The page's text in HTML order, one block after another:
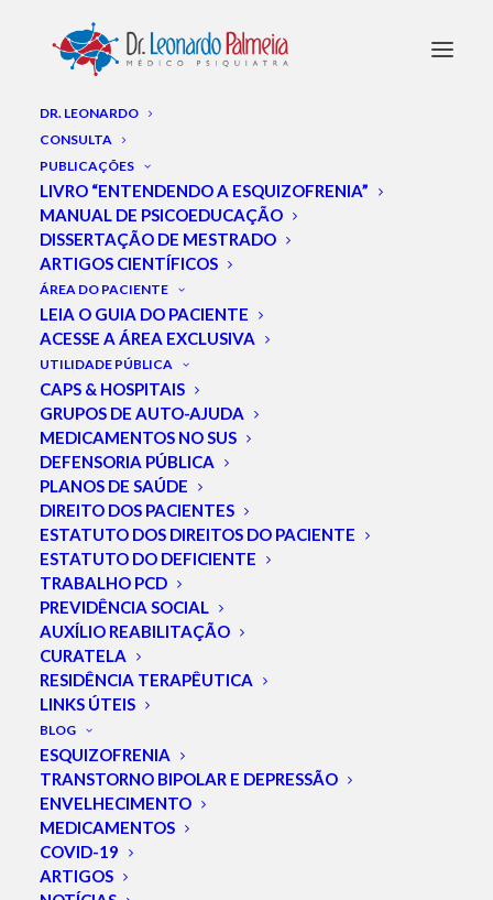
DR. LEONARDO
CONSULTA
PUBLICAÇÕES
LIVRO “ENTENDENDO A ESQUIZOFRENIA”
MANUAL DE PSICOEDUCAÇÃO
DISSERTAÇÃO DE MESTRADO
ARTIGOS CIENTÍFICOS
ÁREA DO PACIENTE
LEIA O GUIA DO PACIENTE
ACESSE A ÁREA EXCLUSIVA
UTILIDADE PÚBLICA
CAPS & HOSPITAIS
GRUPOS DE AUTO-AJUDA
MEDICAMENTOS NO SUS
DEFENSORIA PÚBLICA
PLANOS DE SAÚDE
DIREITO DOS PACIENTES
ESTATUTO DOS DIREITOS DO PACIENTE
ESTATUTO DO DEFICIENTE
TRABALHO PCD
PREVIDÊNCIA SOCIAL
AUXÍLIO REABILITAÇÃO
CURATELA
RESIDÊNCIA TERAPÊUTICA
LINKS ÚTEIS
BLOG
ESQUIZOFRENIA
TRANSTORNO BIPOLAR E DEPRESSÃO
ENVELHECIMENTO
MEDICAMENTOS
COVID-19
ARTIGOS
Leonardo Palmeira